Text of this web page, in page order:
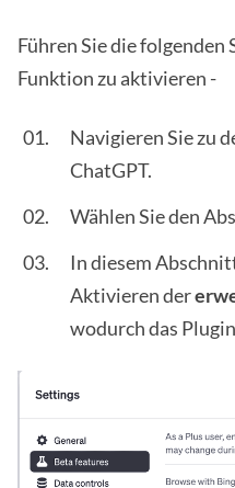
Führen Sie die folgenden
Funktion zu aktivieren -
Navigieren Sie zu
ChatGPT.
Wählen Sie den
In diesem
Aktivieren der
wodurch das